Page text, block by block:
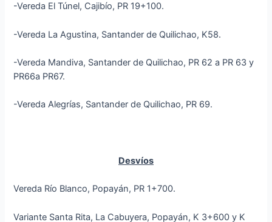
-Vereda El Túnel, Cajibío, PR 19+100.
-Vereda La Agustina, Santander de Quilichao, K58.
-Vereda Mandiva, Santander de Quilichao, PR 62 a PR 63 y
PR66a PR67.
-Vereda Alegrías, Santander de Quilichao, PR 69.
Desvíos
Vereda Río Blanco, Popayán, PR 1+700.
Variante Santa Rita, La Cabuyera, Popayán, K 3+600 y K